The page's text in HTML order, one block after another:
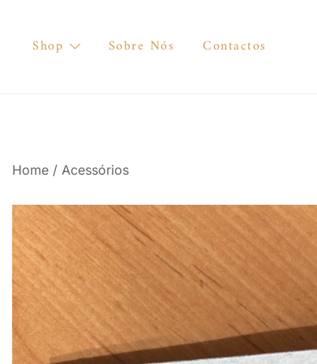
contentShop Sobre Nós Contactos
Home / Acessórios